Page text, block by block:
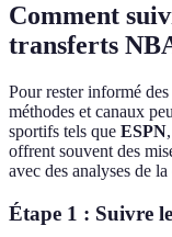
Comment
transferts
Pour rester informé des
méthodes et canaux
sportifs tels que ESPN,
offrent souvent des
avec des analyses de
Étape 1 : Suivre